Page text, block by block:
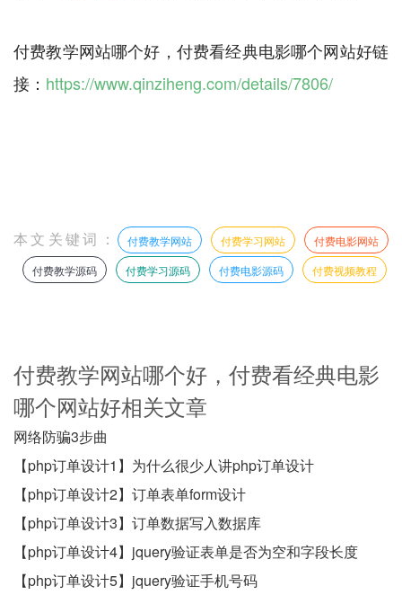
付费教学网站哪个好，付费看经典电影哪个网站好链
接： https://www.qinziheng.com/details/7806/
本文关键词： 付费教学网站 付费学习网站
付费电影网站
付费教学源码
付费学习源码 付费电影源码 付费视频教程
付费教学网站哪个好，付费看经典电影
哪个网站好相关文章
网络防骗3步曲
【php订单设计1】为什么很少人讲php订单设计
【php订单设计2】订单表单form设计
【php订单设计3】订单数据写入数据库
【php订单设计4】jquery验证表单是否为空和字段长度
【php订单设计5】jquery验证手机号码